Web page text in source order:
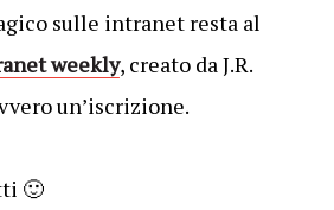
sulle intranet resta al
weekly, creato da J.R.
un’iscrizione.
🙂